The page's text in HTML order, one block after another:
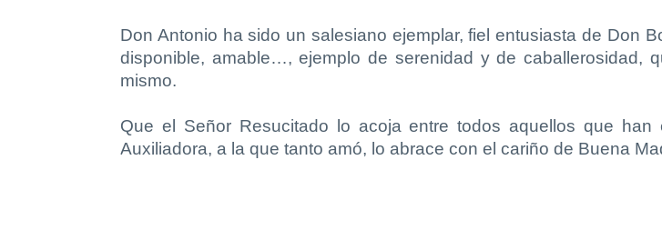
Don Antonio ha sido un salesiano ejemplar, fiel entusiasta de Don
disponible, amable…, ejemplo de serenidad y de
mismo.
Que el Señor Resucitado lo acoja entre todos aquellos que
Auxiliadora, a la que tanto amó, lo abrace con el cariño de Buena